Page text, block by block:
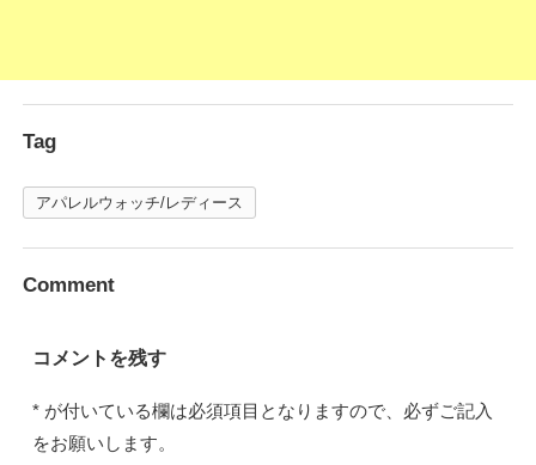
Tag
アパレルウォッチ/レディース
Comment
コメントを残す
* が付いている欄は必須項目となりますので、必ずご記入
をお願いします。